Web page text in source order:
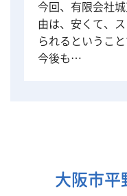
今回、有限会社
由は、安くて、
られるというこ
今後も…
大阪市平